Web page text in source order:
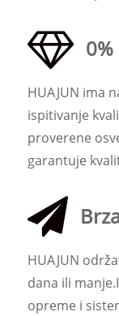
HUAJUN ima
ispitivanje
proverene
garantuje
HUAJUN
dana ili
opreme i